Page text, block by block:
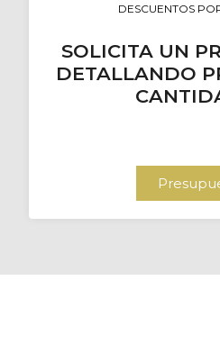
DESCUENTOS
SOLICITA UN
DETALLANDO